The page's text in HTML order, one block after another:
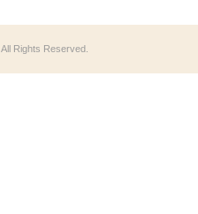
. All Rights Reserved.